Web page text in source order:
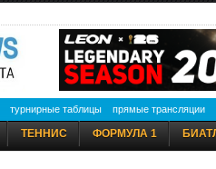
турнирные таблицы прямые трансляции
ТЕННИС ФОРМУЛА 1